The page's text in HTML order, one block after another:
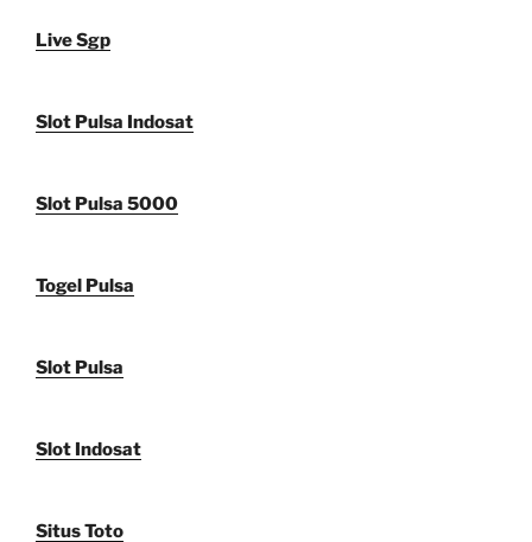
Live Sgp
Slot Pulsa Indosat
Slot Pulsa 5000
Togel Pulsa
Slot Pulsa
Slot Indosat
Situs Toto